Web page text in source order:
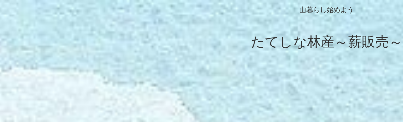
山暮らし始めよう
たてしな林産～薪販売～